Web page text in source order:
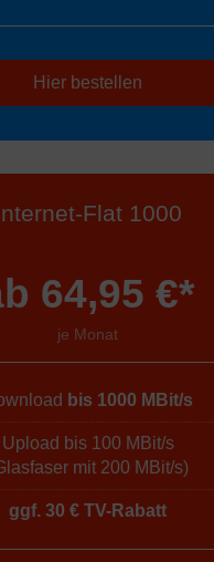
Hier bestellen
Flat 1000
64,95 €*
je Monat
bis 1000 MBit/s
Upload bis 100 MBit/s
mit 200 MBit/s)
ggf. 30 € TV-Rabatt